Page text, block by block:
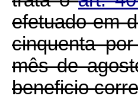
efetuado em
cinquenta
mês de
beneficio